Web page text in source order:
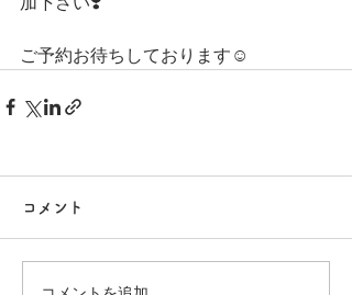
ご予約お待ちしております☺️
コメント